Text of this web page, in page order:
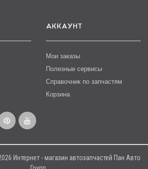
АККАУНТ
Мои заказы
Полезные сервисы
Справочник по запчастям
Корзина
Интернет - магазин автозапчастей Пан Авто